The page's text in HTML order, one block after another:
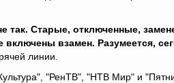
так. Старые, отключенные,
взамен. Разумеется,
линии.
"РенТВ", "НТВ Мир" и